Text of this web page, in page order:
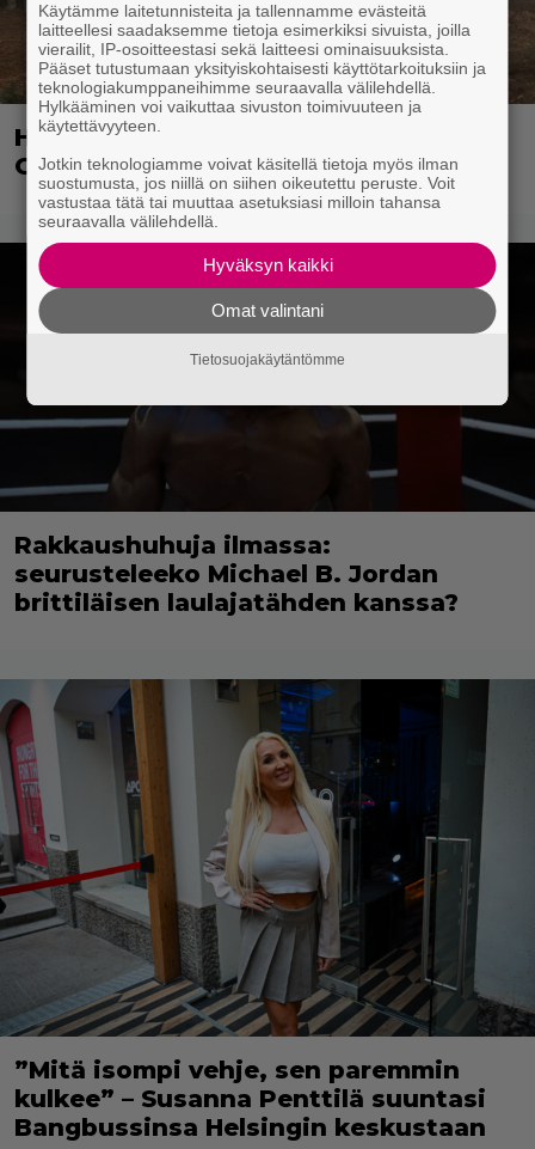
Huijaussivustot hyödyntävät The
Odyssey -elokuvan suosiota
Rakkaushuhuja ilmassa:
seurusteleeko Michael B. Jordan
brittiläisen laulajatähden kanssa?
”Mitä isompi vehje, sen paremmin
kulkee” – Susanna Penttilä suuntasi
Bangbussinsa Helsingin keskustaan
Käytämme laitetunnisteita ja tallennamme evästeitä
laitteellesi saadaksemme tietoja esimerkiksi sivuista, joilla
vierailit, IP-osoitteestasi sekä laitteesi ominaisuuksista.
Pääset tutustumaan yksityiskohtaisesti käyttötarkoituksiin ja
teknologiakumppaneihimme seuraavalla välilehdellä.
Hylkääminen voi vaikuttaa sivuston toimivuuteen ja
käytettävyyteen.
Jotkin teknologiamme voivat käsitellä tietoja myös ilman
suostumusta, jos niillä on siihen oikeutettu peruste. Voit
vastustaa tätä tai muuttaa asetuksiasi milloin tahansa
seuraavalla välilehdellä.
Hyväksyn kaikki
Omat valintani
Tietosuojakäytäntömme